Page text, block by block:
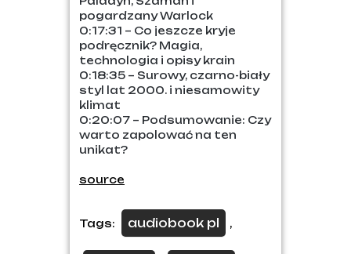
pogardzany Warlock
0:17:31 – Co jeszcze kryje
podręcznik? Magia,
technologia i opisy krain
0:18:35 – Surowy, czarno-biały
styl lat 2000. i niesamowity
klimat
0:20:07 – Podsumowanie: Czy
warto zapolować na ten
unikat?
source
Tags: audiobook pl ,